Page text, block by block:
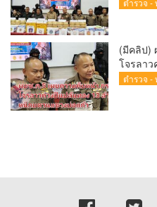
ตำรวจ -
(มีคลิป)
โจรลา
กบดาน
ตำรวจ -